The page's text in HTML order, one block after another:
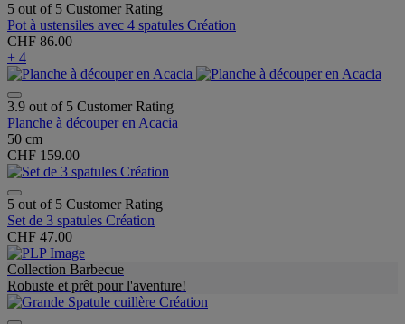
5 out of 5 Customer Rating
Pot à ustensiles avec 4 spatules Création
CHF 86.00
+ 4
3.9 out of 5 Customer Rating
Planche à découper en Acacia
50 cm
CHF 159.00
5 out of 5 Customer Rating
Set de 3 spatules Création
CHF 47.00
Collection Barbecue
Robuste et prêt pour l'aventure!